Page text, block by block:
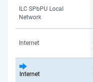
ILC SPbPU Local
Network
Internet
Internet